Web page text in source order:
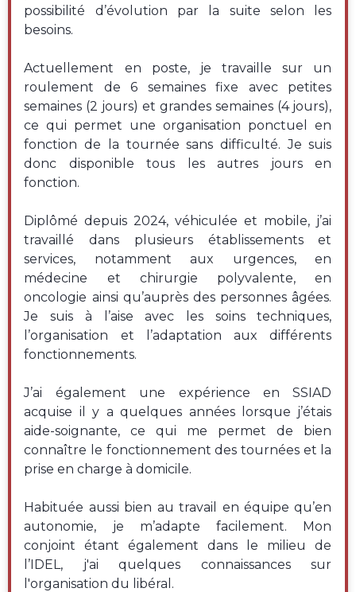
possibilité d’évolution par la suite selon les
besoins.
Actuellement en poste, je travaille sur un
roulement de 6 semaines fixe avec petites
semaines (2 jours) et grandes semaines (4 jours),
ce qui permet une organisation ponctuel en
fonction de la tournée sans difficulté. Je suis
donc disponible tous les autres jours en
fonction.
Diplômé depuis 2024, véhiculée et mobile, j’ai
travaillé dans plusieurs établissements et
services, notamment aux urgences, en
médecine et chirurgie polyvalente, en
oncologie ainsi qu’auprès des personnes âgées.
Je suis à l’aise avec les soins techniques,
l’organisation et l’adaptation aux différents
fonctionnements.
J’ai également une expérience en SSIAD
acquise il y a quelques années lorsque j’étais
aide-soignante, ce qui me permet de bien
connaître le fonctionnement des tournées et la
prise en charge à domicile.
Habituée aussi bien au travail en équipe qu’en
autonomie, je m’adapte facilement. Mon
conjoint étant également dans le milieu de
l’IDEL, j'ai quelques connaissances sur
l'organisation du libéral.